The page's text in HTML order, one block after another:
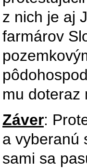
z nich je aj
farmárov
mu doteraz
Záver:
a vyberanú
sami sa